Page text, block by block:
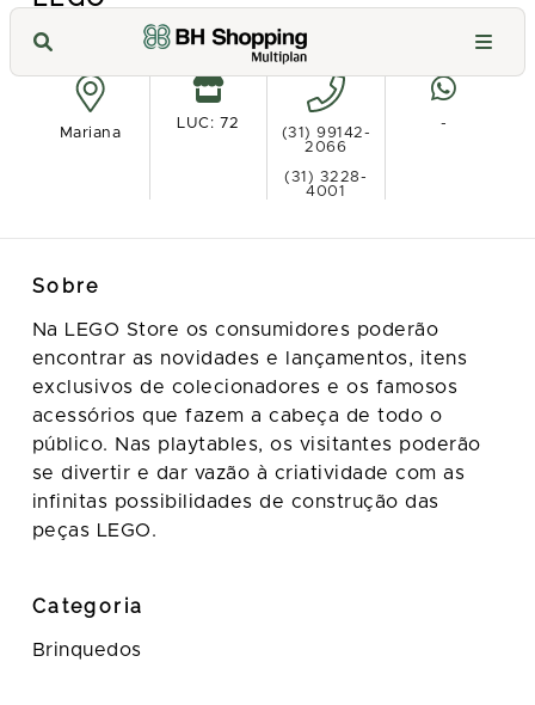
Ver no mapa
Mariana
LUC: 72
(31) 99142-
2066
(31) 3228-
4001
-
Sobre
Na LEGO Store os consumidores poderão
encontrar as novidades e lançamentos, itens
exclusivos de colecionadores e os famosos
acessórios que fazem a cabeça de todo o
público. Nas playtables, os visitantes poderão
se divertir e dar vazão à criatividade com as
infinitas possibilidades de construção das
peças LEGO.
Categoria
Brinquedos